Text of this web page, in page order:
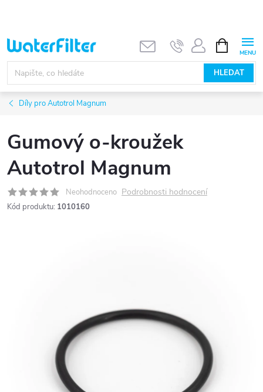
obsah
HLEDAT
NÁKUPNÍ
KOŠÍK
Díly pro Autotrol Magnum
Gumový o-kroužek
Autotrol Magnum
Neohodnoceno Podrobnosti hodnocení
Kód produktu: 1010160